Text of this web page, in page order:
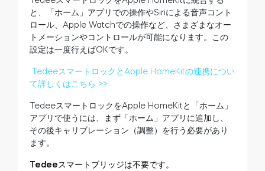
Home access
Tedee Keypad PRO
と、「ホーム」アプリでの操作やSiriによる音声コント
ロール、Apple Watchでの操作など、さまざまなオー
トメーションやコントロールが可能になります。この
設定は一度行えばOKです。
TedeeスマートロックとApple HomeKitの連携につい
て詳しくはこちら >>
TedeeスマートロックをApple HomeKitと「ホーム」
アプリで使うには、まず「ホーム」アプリに追加し、
その後キャリブレーション（調整）を行う必要があり
ます。
Tedeeスマートブリッジは不要です。